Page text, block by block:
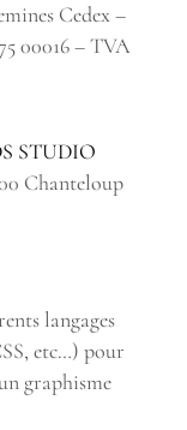
Cedex –
00016 – TVA
STUDIO
Chanteloup
langages
etc…) pour
graphisme